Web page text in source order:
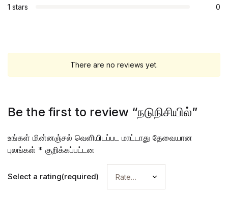
1 stars 0
There are no reviews yet.
Be the first to review “நடுநிசியில்”
உங்கள் மின்னஞ்சல் வெளியிடப்பட மாட்டாது தேவையான
புலங்கள் * குறிக்கப்பட்டன
Select a rating(required)